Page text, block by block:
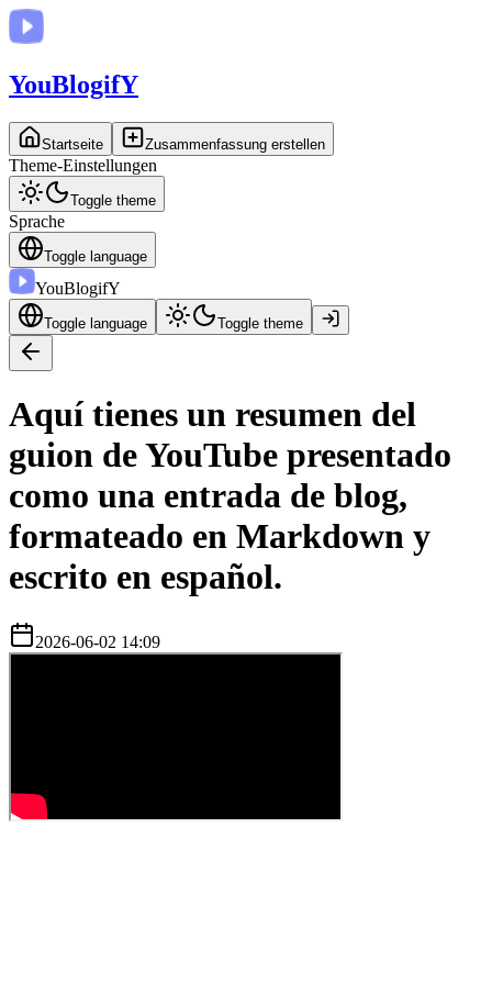
YouBlogifY
Startseite Zusammenfassung erstellen
Theme-Einstellungen
Toggle theme
Sprache
Toggle language
YouBlogifY
Toggle language Toggle theme
Aquí tienes un resumen del
guion de YouTube presentado
como una entrada de blog,
formateado en Markdown y
escrito en español.
2026-06-02 14:09